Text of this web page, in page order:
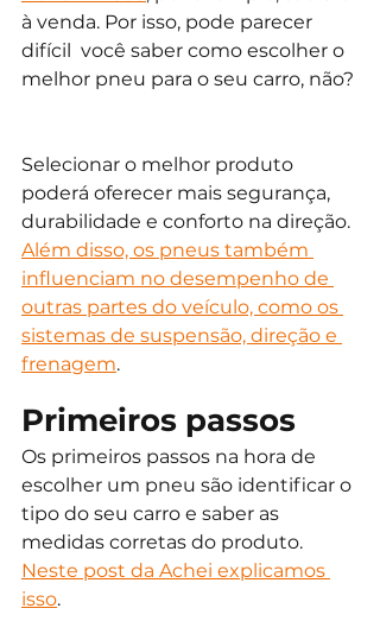
à venda. Por isso, pode parecer
difícil  você saber como escolher o
melhor pneu para o seu carro, não?
Selecionar o melhor produto
poderá oferecer mais segurança,
durabilidade e conforto na direção.
Além disso, os pneus também
influenciam no desempenho de
outras partes do veículo, como os
sistemas de suspensão, direção e
frenagem.
Primeiros passos
Os primeiros passos na hora de
escolher um pneu são identificar o
tipo do seu carro e saber as
medidas corretas do produto.
Neste post da Achei explicamos
isso.